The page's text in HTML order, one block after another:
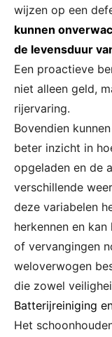
wijzen op een
kunnen
de levensduur
Een proactieve
niet alleen geld,
rijervaring.
Bovendien
beter inzicht in
opgeladen en de
verschillende
deze variabelen
herkennen en
of vervangingen
weloverwogen
die zowel
Batterijreiniging
Het